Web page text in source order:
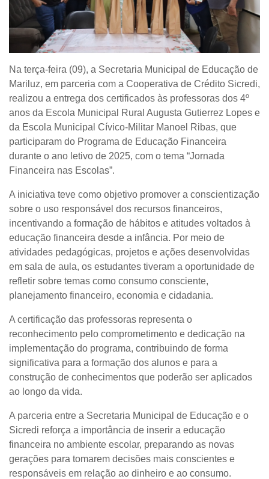
Na terça-feira (09), a Secretaria Municipal de Educação de
Mariluz, em parceria com a Cooperativa de Crédito Sicredi,
realizou a entrega dos certificados às professoras dos 4º
anos da Escola Municipal Rural Augusta Gutierrez Lopes e
da Escola Municipal Cívico-Militar Manoel Ribas, que
participaram do Programa de Educação Financeira
durante o ano letivo de 2025, com o tema “Jornada
Financeira nas Escolas”.
A iniciativa teve como objetivo promover a conscientização
sobre o uso responsável dos recursos financeiros,
incentivando a formação de hábitos e atitudes voltados à
educação financeira desde a infância. Por meio de
atividades pedagógicas, projetos e ações desenvolvidas
em sala de aula, os estudantes tiveram a oportunidade de
refletir sobre temas como consumo consciente,
planejamento financeiro, economia e cidadania.
A certificação das professoras representa o
reconhecimento pelo comprometimento e dedicação na
implementação do programa, contribuindo de forma
significativa para a formação dos alunos e para a
construção de conhecimentos que poderão ser aplicados
ao longo da vida.
A parceria entre a Secretaria Municipal de Educação e o
Sicredi reforça a importância de inserir a educação
financeira no ambiente escolar, preparando as novas
gerações para tomarem decisões mais conscientes e
responsáveis em relação ao dinheiro e ao consumo.